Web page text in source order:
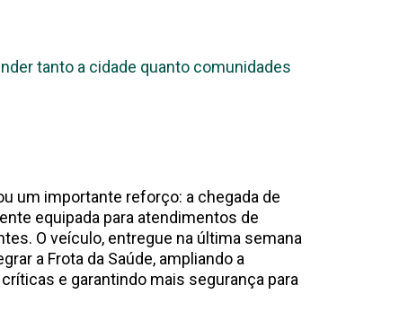
tanto a cidade quanto comunidades
um importante reforço: a chegada de
equipada para atendimentos de
O veículo, entregue na última semana
a Frota da Saúde, ampliando a
e garantindo mais segurança para